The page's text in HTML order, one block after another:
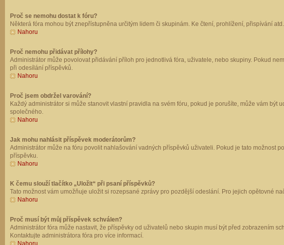
Proč se nemohu dostat k fóru?
Některá fóra mohou být znepřístupněna určitým lidem či skupinám. Ke čtení, prohlížení, přispívání
Nahoru
Proč nemohu přidávat přílohy?
Administrátor může povolovat přidávání příloh pro jednotlivá fóra, uživatele, nebo skupiny. Pokud
při odesílání příspěvků.
Nahoru
Proč jsem obdržel varování?
Každý administrátor si může stanovit vlastní pravidla na svém fóru, pokud je porušíte, může vám
společného.
Nahoru
Jak mohu nahlásit příspěvek moderátorům?
Administrátor může na fóru povolit nahlašování vadných příspěvků uživateli. Pokud je tato možnost
příspěvku.
Nahoru
K čemu slouží tlačítko „Uložit“ při psaní příspěvků?
Tato možnost vám umožňuje uložit si rozepsané zprávy pro pozdější odeslání. Pro jejich opětovné
Nahoru
Proč musí být můj příspěvek schválen?
Administrátor fóra může nastavit, že příspěvky od uživatelů nebo skupin musí být před zobrazením
Kontaktujte administrátora fóra pro více informací.
Nahoru